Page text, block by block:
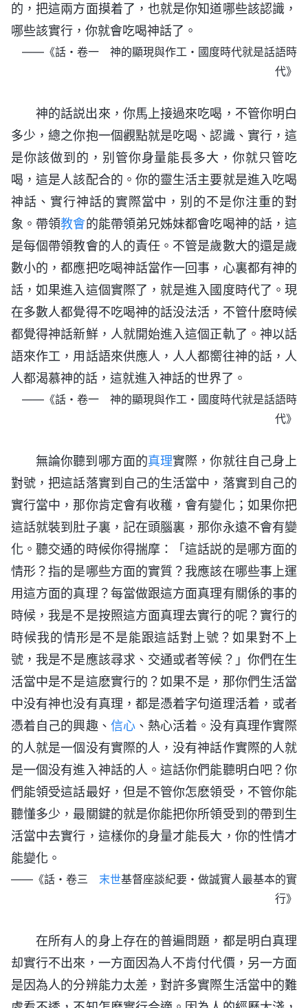
的，把這兩方面摸着了，也就是你知道哪些該認識，
哪些該實行，你就會吃喝神話了。
——《話・卷一 神的顯現與作工・國度時代就是話語時
代》
神的話説出來，你馬上接過來吃喝，不管你明白
多少，總之你抱一個觀點就是吃喝、認識、實行，這
是你該做到的，别管你身量能長多大，你就只管吃
喝，這是人該配合的。你的靈生活主要就是進入吃喝
神話、實行神話的實際當中，别的不是你注重的對
象。帶領教會的能帶領弟兄姊妹都會吃喝神的話，這
是每個帶領教會的人的責任。不管是歲數大的還是歲
數小的，都應把吃喝神話當作一回事，心裏都有神的
話，如果進入這個實際了，就是進入國度時代了。現
在多數人都覺得不吃喝神的話没法活，不管什麽時候
都覺得神話新鮮，人就開始進入這個正軌了。神以話
語來作工，用話語來供應人，人人都嚮往神的話，人
人都渴慕神的話，這就進入神話的世界了。
——《話・卷一 神的顯現與作工・國度時代就是話語時
代》
無論你聽到哪方面的真理實際，你就往自己身上
對號，把這話落實到自己的生活當中，落實到自己的
實行當中，那你肯定會有收穫，會有變化；如果你把
這話就裝到肚子裏，記在頭腦裏，那你永遠不會有變
化。聽交通的時候你得揣摩：「這話説的是哪方面的
情形？指的是哪些方面的實質？我應該在哪些事上運
用這方面的真理？每當做跟這方面真理有關係的事的
時候，我是不是按照這方面真理去實行的呢？實行的
時候我的情形是不是能跟這話對上號？如果對不上
號，我是不是應該尋求、交通或者等候？」你們在生
活當中是不是這麽實行的？如果不是，那你們生活當
中没有神也没有真理，都是憑着字句道理活着，或者
憑着自己的興趣、 信心、熱心活着。没有真理作實際
的人就是一個没有實際的人，没有神話作實際的人就
是一個没有進入神話的人。這話你們能聽明白吧？你
們能領受這話最好，但是不管你怎麽領受，不管你能
聽懂多少，最關鍵的就是你能把你所領受到的帶到生
活當中去實行，這樣你的身量才能長大，你的性情才
能變化。
——《話・卷三 末世基督座談紀要・做誠實人最基本的實
行》
在所有人的身上存在的普遍問題，都是明白真理
却實行不出來，一方面因為人不肯付代價，另一方面
是因為人的分辨能力太差，對許多實際生活當中的難